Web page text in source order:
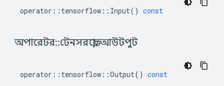
operator :: tensorflow :: Input() const
অপারেটর::টেনসরফ্লো::আউটপুট
operator :: tensorflow ::Output() const